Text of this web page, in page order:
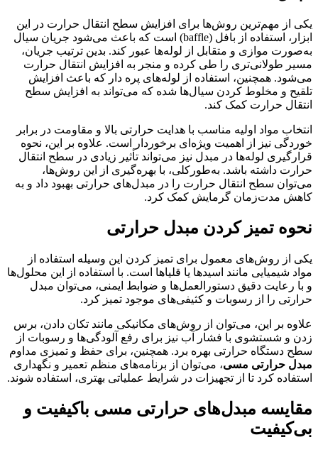
یکی از مهم‌ترین روش‌ها برای افزایش سطح انتقال حرارت در این
ابزار، استفاده از بافل (baffle) است که باعث می‌شود جریان سیال
به‌صورت موازی و متقابل از لوله‌ها عبور کند. بدین ترتیب جریان،
مسیر طولانی‌تری را طی کرده و منجر به افزایش انتقال حرارت
می‌شود. همچنین، استفاده از لوله‌های پره دار که باعث افزایش
تلقیح و مخلوط کردن سیال‌ها شده که می‌تواند به افزایش سطح
انتقال حرارت کمک کند.
انتخاب مواد اولیه مناسب با هدایت حرارتی بالا و مقاومت در برابر
خوردگی نیز از اهمیت ویژه‌ای برخوردار است. علاوه بر این، نحوه
قرارگیری لوله‌ها در مبدل نیز می‌تواند تأثیر زیادی در سطح انتقال
حرارت داشته باشد. به‌طورکلی، با بهره‌گیری از این روش‌ها،
می‌توان سطح انتقال حرارت را در مبدل‌های حرارتی بهبود داد و به
کاهش مدت‌زمان گرمایش کمک کرد.
نحوه تمیز کردن مبدل حرارتی
یکی از روش‌های معمول برای تمیز کردن این وسیله استفاده از
مواد شیمیایی مانند اسیدها یا قلیاها است. با استفاده از این محلول‌ها
و با رعایت دقیق دستورالعمل‌ها و ضوابط ایمنی، می‌توان مبدل
حرارتی را از رسوبات و کثیفی‌های موجود تمیز کرد.
علاوه بر این، می‌توان از روش‌های مکانیکی مانند تکان دادن، برس
زدن و شستشوی با فشار آب نیز برای رفع آلودگی‌ها و رسوبات از
سطح دستگاه حرارتی بهره برد. همچنین، برای حفظ و تمیزی مداوم
مبدل حرارتی مسی، می‌توان از برنامه‌های منظم تعمیر و نگهداری
استفاده کرد تا از تجهیزات در شرایط عملیاتی بهتری، استفاده شوند.
مقایسه مبدل‌های حرارتی مسی باکیفیت و
بی‌کیفیت